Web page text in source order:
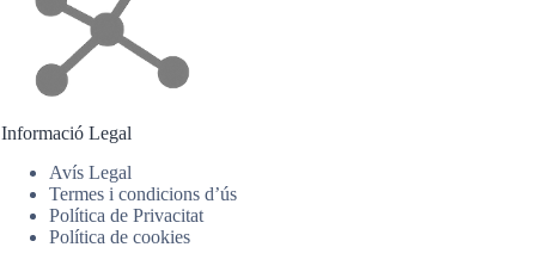
Informació Legal
Avís Legal
Termes i condicions d’ús
Política de Privacitat
Política de cookies